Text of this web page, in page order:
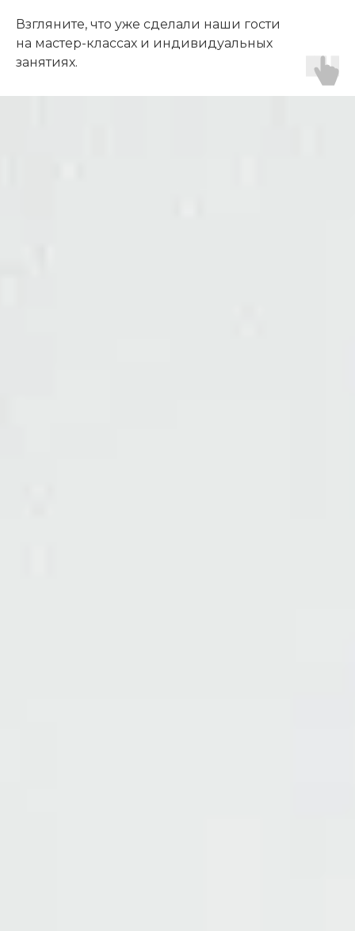
Взгляните, что уже сделали наши гости
на мастер-классах и индивидуальных
занятиях.